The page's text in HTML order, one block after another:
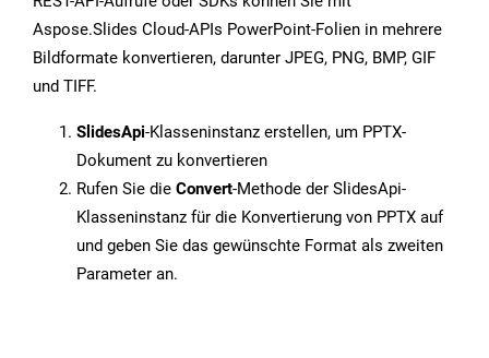
Aspose.Slides Cloud-APIs PowerPoint-Folien in mehrere
Bildformate konvertieren, darunter JPEG, PNG, BMP, GIF
und TIFF.
SlidesApi-Klasseninstanz erstellen, um PPTX-
Dokument zu konvertieren
Rufen Sie die Convert-Methode der SlidesApi-
Klasseninstanz für die Konvertierung von PPTX auf
und geben Sie das gewünschte Format als zweiten
Parameter an.